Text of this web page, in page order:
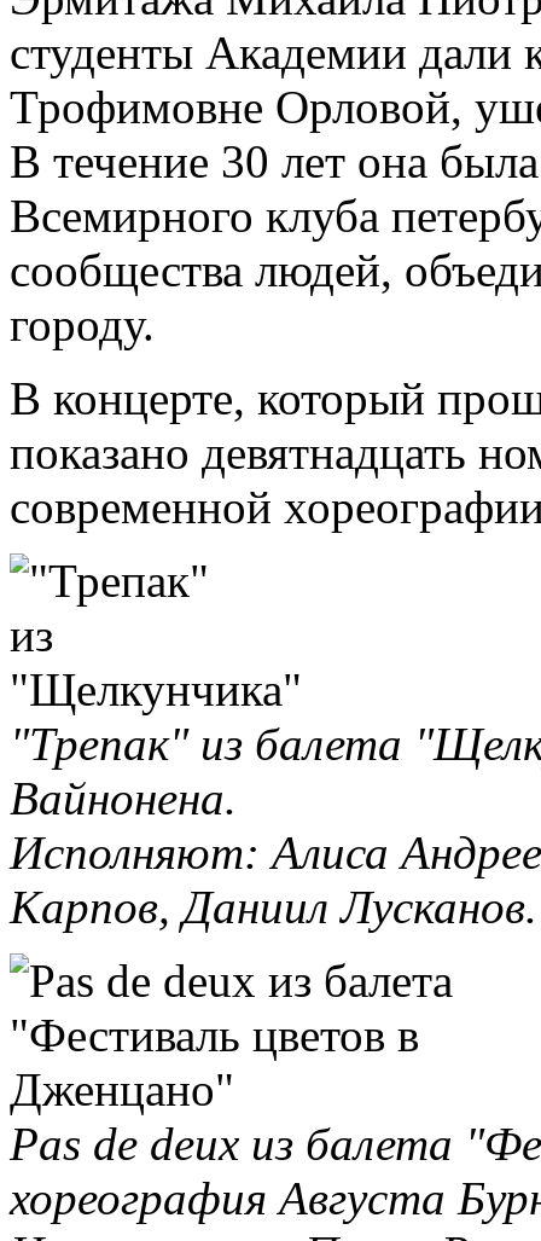
студенты Академии дали
Трофимовне Орловой,
В течение 30 лет она
Всемирного клуба
сообщества людей,
городу.
В концерте, который
показано девятнадцать
современной
"Трепак" из балета
Вайнонена.
Исполняют: Алиса
Карпов, Даниил Лусканов.
Pas de deux из балета
хореография Августа